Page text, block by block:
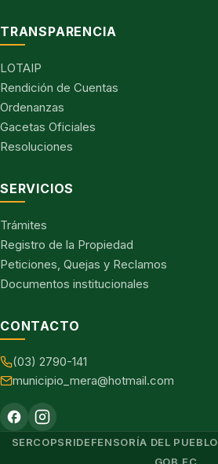
TRANSPARENCIA
LOTAIP
Rendición de Cuentas
Ordenanzas
Gacetas Oficiales
Resoluciones
SERVICIOS
Trámites
Registro de la Propiedad
Peticiones, Quejas y Reclamos
Documentos institucionales
CONTACTO
(03) 2790-141
municipio_mera@hotmail.com
SERCOPSRIDEFENSORÍA DEL PUEBLO